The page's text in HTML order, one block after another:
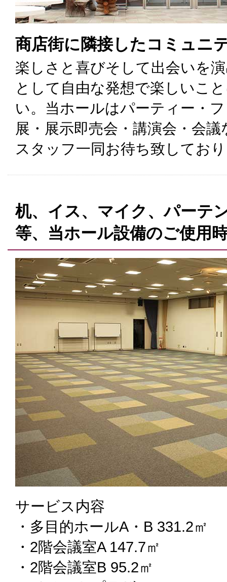
商店街に隣接したコミュニ
楽しさと喜びそして出会いを
として自由な発想で楽しいこ
い。当ホールはパーティー・
展・展示即売会・講演会・会
スタッフ一同お待ち致してお
机、イス、マイク、パーテ
等、当ホール設備のご使用
サービス内容
・多目的ホールA・B 331.2㎡
・2階会議室A 147.7㎡
・2階会議室B 95.2㎡